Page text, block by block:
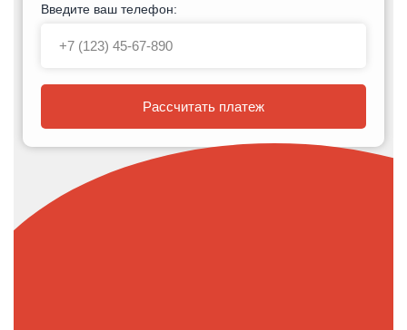
Введите ваш телефон:
Рассчитать платеж